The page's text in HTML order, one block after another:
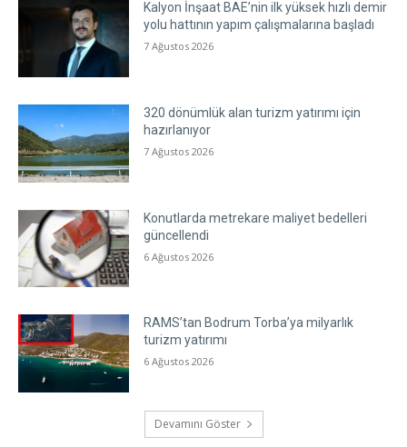
Kalyon İnşaat BAE’nin ilk yüksek hızlı demir
yolu hattının yapım çalışmalarına başladı
7 Ağustos 2026
320 dönümlük alan turizm yatırımı için
hazırlanıyor
7 Ağustos 2026
Konutlarda metrekare maliyet bedelleri
güncellendi
6 Ağustos 2026
RAMS’tan Bodrum Torba’ya milyarlık
turizm yatırımı
6 Ağustos 2026
Devamını Göster